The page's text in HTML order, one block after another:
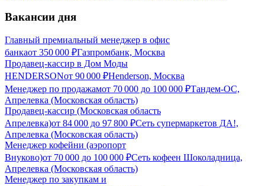
Вакансии дня
Главный премиальный менеджер в офис
банкаот 350 000 ₽Газпромбанк, Москва
Продавец-кассир в Дом Моды
HENDERSONот 90 000 ₽Henderson, Москва
Менеджер по продажамот 70 000 до 100 000 ₽Тандем-ОС,
Апрелевка (Московская область)
Продавец-кассир (Московская область
Апрелевка)от 84 000 до 97 800 ₽Сеть супермаркетов ДА!,
Апрелевка (Московская область)
Менеджер кофейни (аэропорт
Внуково)от 70 000 до 100 000 ₽Сеть кофеен Шоколадница,
Апрелевка (Московская область)
Менеджер по закупкам и